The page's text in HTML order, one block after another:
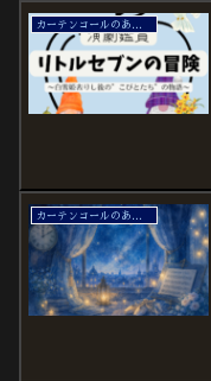
カーテンコールのあとで
カーテンコールのあとで